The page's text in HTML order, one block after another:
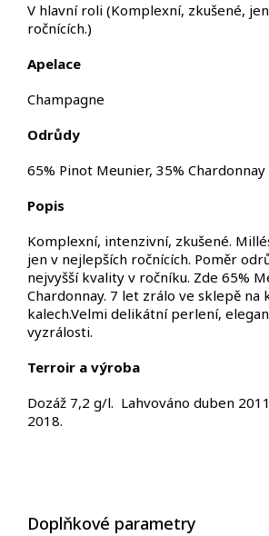
V hlavní roli (Komplexní, zkušené,
ročnících.)
Apelace
Champagne
Odrůdy
65% Pinot Meunier, 35% Chardonnay
Popis
Komplexní, intenzivní, zkušené.
jen v nejlepších ročnících. Poměr
nejvyšší kvality v ročníku. Zde 65%
Chardonnay. 7 let zrálo ve sklepě na
kalech.Velmi delikátní perlení,
vyzrálosti.
Terroir a výroba
Dozáž 7,2 g/l. Lahvováno duben
2018.
Doplňkové parametry